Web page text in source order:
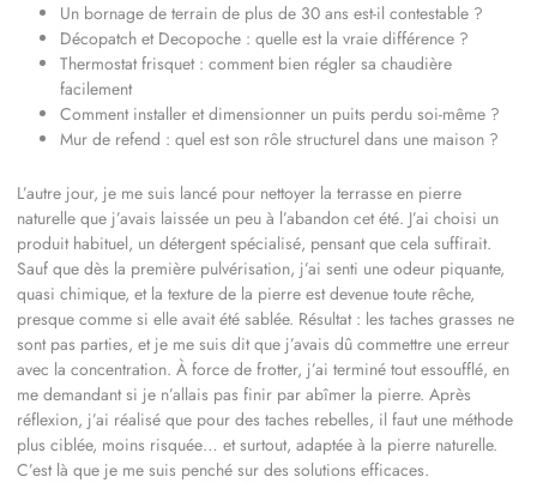
L’autre jour, je me suis lancé pour nettoyer la terrasse en pierre
naturelle que j’avais laissée un peu à l’abandon cet été. J’ai choisi un
produit habituel, un détergent spécialisé, pensant que cela suffirait.
Sauf que dès la première pulvérisation, j’ai senti une odeur piquante,
quasi chimique, et la texture de la pierre est devenue toute rêche,
presque comme si elle avait été sablée. Résultat : les taches grasses ne
sont pas parties, et je me suis dit que j’avais dû commettre une erreur
avec la concentration. À force de frotter, j’ai terminé tout essoufflé, en
me demandant si je n’allais pas finir par abîmer la pierre. Après
réflexion, j’ai réalisé que pour des taches rebelles, il faut une méthode
plus ciblée, moins risquée… et surtout, adaptée à la pierre naturelle.
C’est là que je me suis penché sur des solutions efficaces.
Un bornage de terrain de plus de 30 ans est-il contestable ?
Décopatch et Decopoche : quelle est la vraie différence ?
Thermostat frisquet : comment bien régler sa chaudière
facilement
Comment installer et dimensionner un puits perdu soi-même ?
Mur de refend : quel est son rôle structurel dans une maison ?